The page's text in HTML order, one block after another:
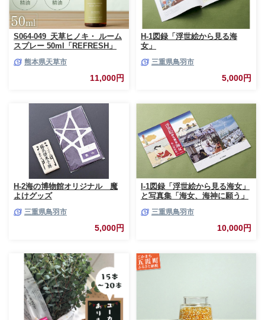
S064-049_天草ヒノキ・ ルーム
スプレー 50ml「REFRESH」
熊本県天草市
11,000円
H-1図録「浮世絵から見る海
女」
三重県鳥羽市
5,000円
H-2海の博物館オリジナル 魔
よけグッズ
三重県鳥羽市
5,000円
I-1図録「浮世絵から見る海女」
と写真集「海女、海神に願う」
三重県鳥羽市
10,000円